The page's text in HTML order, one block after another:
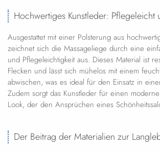
Hochwertiges Kunstleder: Pflegeleicht
Ausgestattet mit einer Polsterung aus
zeichnet sich die Massageliege durch eine
und Pflegeleichtigkeit aus. Dieses Material ist
Flecken und lässt sich mühelos mit einem
abwischen, was es ideal für den Einsatz in
Zudem sorgt das Kunstleder für einen
Look, der den Ansprüchen eines
Der Beitrag der Materialien zur